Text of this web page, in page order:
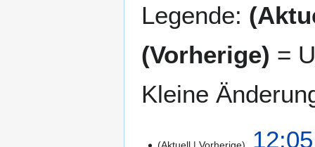
Legende:
(Vorherige) =
Kleine
Aktuell Vorherige